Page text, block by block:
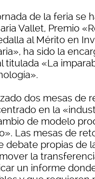
de la feria se
Vallet, Premio
al Mérito en
ha sido la
titulada «La
dos mesas de
en la
de modelo
Las mesas de
debate propias de
la
un informe